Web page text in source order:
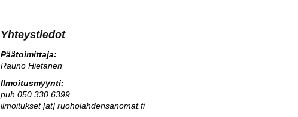
Yhteystiedot
Päätoimittaja:
Rauno Hietanen
Ilmoitusmyynti:
puh 050 330 6399
ilmoitukset [at] ruoholahdensanomat.fi